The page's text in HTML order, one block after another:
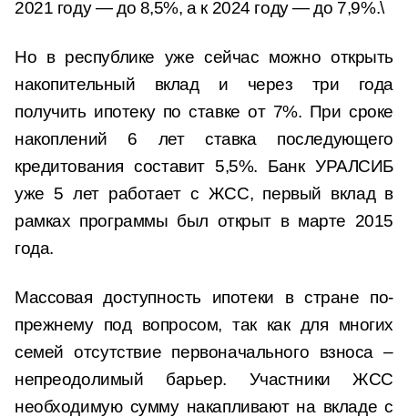
2021 году — до 8,5%, а к 2024 году — до 7,9%.\
Но в республике уже сейчас можно открыть
накопительный вклад и через три года
получить ипотеку по ставке от 7%. При сроке
накоплений 6 лет ставка последующего
кредитования составит 5,5%. Банк УРАЛСИБ
уже 5 лет работает с ЖСС, первый вклад в
рамках программы был открыт в марте 2015
года.
Массовая доступность ипотеки в стране по-
прежнему под вопросом, так как для многих
семей отсутствие первоначального взноса –
непреодолимый барьер. Участники ЖСС
необходимую сумму накапливают на вкладе с